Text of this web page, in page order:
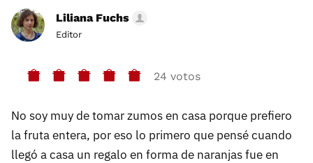
Liliana Fuchs
Editor
24 votos
No soy muy de tomar zumos en casa porque prefiero
la fruta entera, por eso lo primero que pensé cuando
llegó a casa un regalo en forma de naranjas fue en